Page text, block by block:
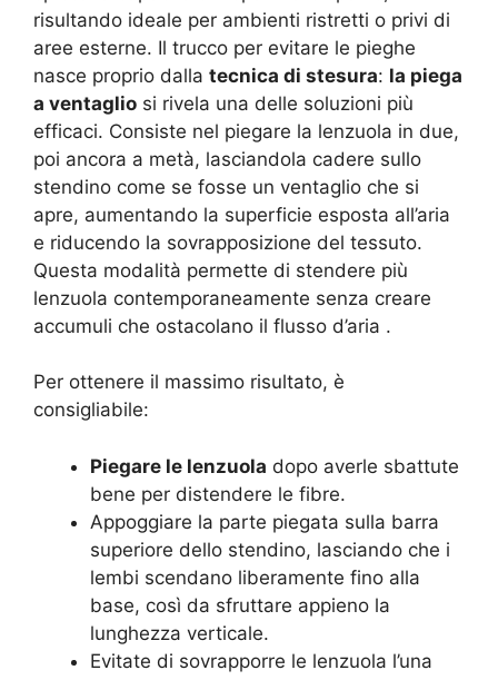
risultando ideale per ambienti ristretti o privi di
aree esterne. Il trucco per evitare le pieghe
nasce proprio dalla tecnica di stesura: la piega
a ventaglio si rivela una delle soluzioni più
efficaci. Consiste nel piegare la lenzuola in due,
poi ancora a metà, lasciandola cadere sullo
stendino come se fosse un ventaglio che si
apre, aumentando la superficie esposta all’aria
e riducendo la sovrapposizione del tessuto.
Questa modalità permette di stendere più
lenzuola contemporaneamente senza creare
accumuli che ostacolano il flusso d’aria .
Per ottenere il massimo risultato, è
consigliabile:
Piegare le lenzuola dopo averle sbattute
bene per distendere le fibre.
Appoggiare la parte piegata sulla barra
superiore dello stendino, lasciando che i
lembi scendano liberamente fino alla
base, così da sfruttare appieno la
lunghezza verticale.
Evitate di sovrapporre le lenzuola l’una